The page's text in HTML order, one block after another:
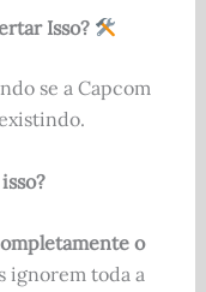
Isso?
se a Capcom
o
ignorem toda a